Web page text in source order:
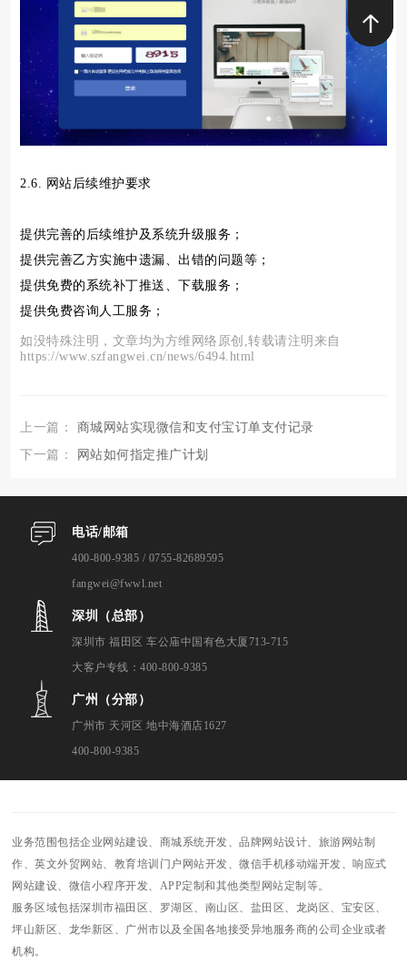
2.6. 网站后续维护要求
提供完善的后续维护及系统升级服务；
提供完善乙方实施中遗漏、出错的问题等；
提供免费的系统补丁推送、下载服务；
提供免费咨询人工服务；
如没特殊注明，文章均为方维网络原创,转载请注明来自
https://www.szfangwei.cn/news/6494.html
上一篇： 商城网站实现微信和支付宝订单支付记录
下一篇：
网站如何指定推广计划
电话/邮箱
400-800-9385 / 0755-82689595
fangwei@fwwl.net
深圳（总部）
深圳市 福田区 车公庙中国有色大厦713-715
大客户专线：400-800-9385
广州（分部）
广州市 天河区 地中海酒店1627
400-800-9385
业务范围包括企业网站建设、商城系统开发、品牌网站设计、旅游网站制
作、英文外贸网站、教育培训门户网站开发、微信手机移动端开发、响应式
网站建设、微信小程序开发、APP定制和其他类型网站定制等。
服务区域包括深圳市福田区、罗湖区、南山区、盐田区、龙岗区、宝安区、
坪山新区、龙华新区、广州市以及全国各地接受异地服务商的公司企业或者
机构。